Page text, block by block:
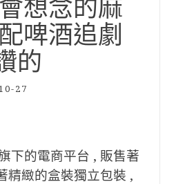
想念的麻
啤酒追劇
的
27
下的電商平台 , 販售著
精緻的盒裝獨立包裝 ,